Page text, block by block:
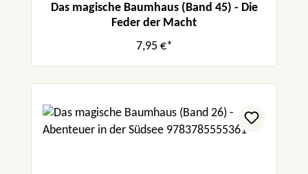
Das magische Baumhaus (Band 45) - Die
Feder der Macht
7,95 €*